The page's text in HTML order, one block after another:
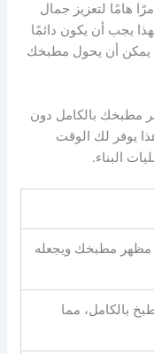
هامًا لتعزيز جمال
يجب أن يكون دائمًا
يمكن أن يحول مطبخك
مطبخك بالكامل دون
يوفر لك الوقت
البناء.
مظهر مطبخك ويجعله
بالكامل، مما